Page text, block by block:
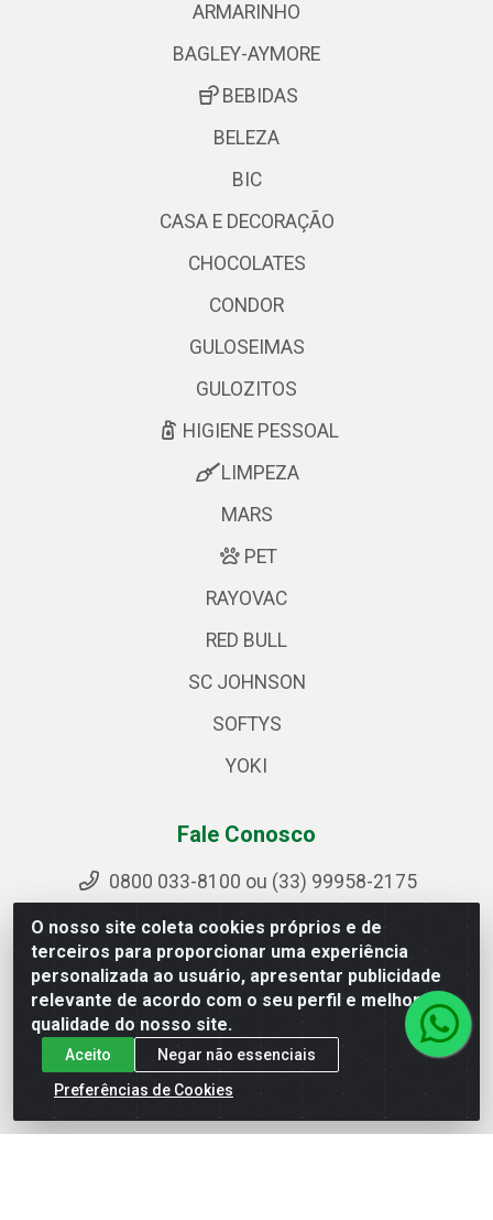
O nosso site coleta cookies próprios e de
terceiros para proporcionar uma experiência
personalizada ao usuário, apresentar publicidade
relevante de acordo com o seu perfil e melhorar a
qualidade do nosso site.
Aceito
Negar não essenciais
Preferências de Cookies
ARMARINHO
BAGLEY-AYMORE
BEBIDAS
BELEZA
BIC
CASA E DECORAÇÃO
CHOCOLATES
CONDOR
GULOSEIMAS
GULOZITOS
HIGIENE PESSOAL
LIMPEZA
MARS
PET
RAYOVAC
RED BULL
SC JOHNSON
SOFTYS
YOKI
Fale Conosco
0800 033-8100 ou (33) 99958-2175
sac@ipirangamg.com.br
Acompanhe nossas publicações
Ipiranga Distribuição LTDA - Avenida Doutor Jorge
Hannas, 101 - Ponte da Aldeia - Manhuaçu / MG - CEP
36906-440 - CNPJ 25.310.749/0001-66